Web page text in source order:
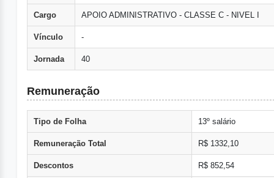
Cargo APOIO ADMINISTRATIVO - CLASSE C - NIVEL I
Vínculo -
Jornada 40
Remuneração
Tipo de Folha 13º salário
Remuneração Total R$ 1332,10
Descontos R$ 852,54